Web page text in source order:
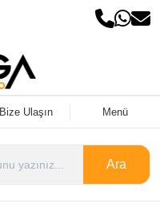
Bize Ulaşın Menü
Ara